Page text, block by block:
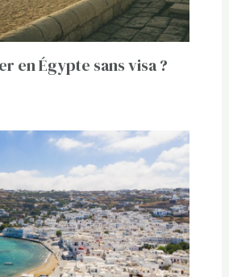
en Égypte sans visa ?